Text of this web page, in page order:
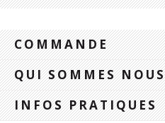
COMMANDE
QUI SOMMES
INFOS PRATIQUES